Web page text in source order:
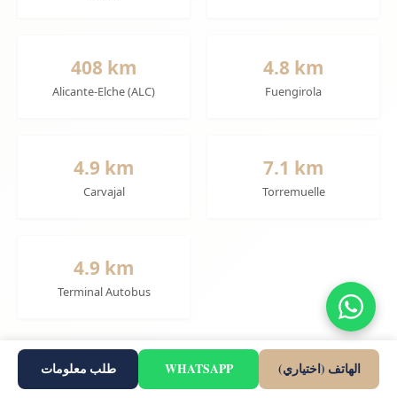
408 km
Alicante-Elche (ALC)
4.8 km
Fuengirola
4.9 km
Carvajal
7.1 km
Torremuelle
4.9 km
Terminal Autobus
طلب معلومات WHATSAPP الهاتف (اختياري)